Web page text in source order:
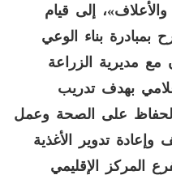
إلى قيام
بمبادرة بناء الوعي
مع مديرية الزراعة
بهدف تدريب
على الصحة وعمل
وإعادة تدوير الأغذية
المركز الإقليمي